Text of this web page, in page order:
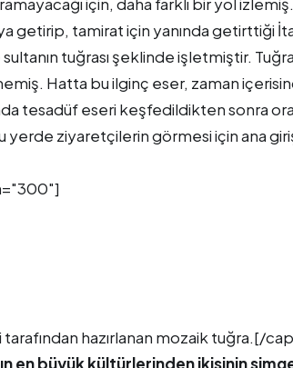
getirip, tamirat için yanında getirttiği
tuğrası şeklinde işletmiştir. Tuğra
Hatta bu ilginç eser, zaman
tesadüf eseri keşfedildikten sonra
yerde ziyaretçilerin görmesi için ana
tarafından hazırlanan mozaik tuğra.[/
en büyük kültürlerinden ikisinin